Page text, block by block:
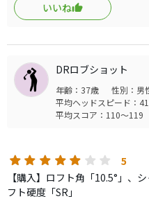
と思っていたクラブです。
打感の柔らさ
タイミングの取りやすいMJ
一度試したいと思っていたと
しかも7800円！！
タイミングバッチリで振り切れ
安心して振り切れる
タイミングがバッチリなので
いいね
DRロブショット
年齢：37歳 性別：男
平均ヘッドスピード：
平均スコア：110～119
5
【購入】ロフト角「10.5°」、
フト硬度「SR」